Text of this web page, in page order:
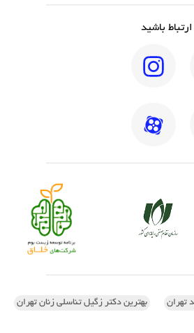
باشید
تهران بهترین دکتر زگیل تناسلی زنان تهران